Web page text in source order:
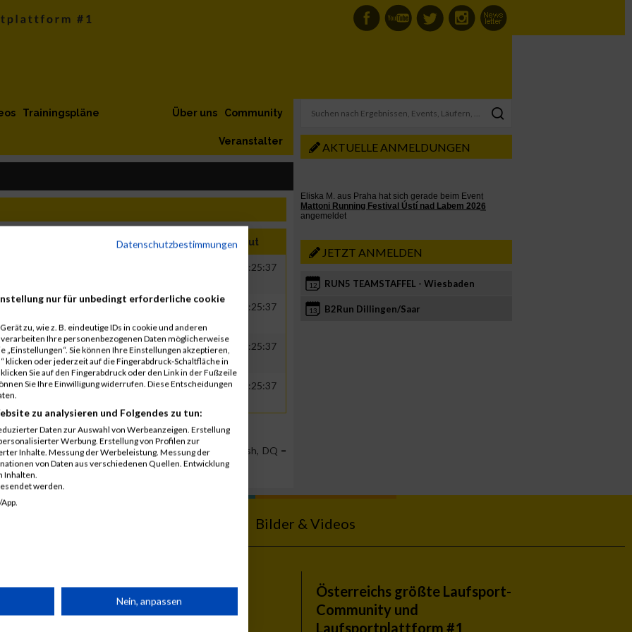
Trainingspläne Community
Über uns
Veranstalter
Net Brut
01:25:37
GER RECA plastics GmbH 00:36:31 01:25:37
GER RECA plastics GmbH 00:36:31 01:25:37
GER RECA plastics GmbH 00:36:31 01:25:37
Position, DNS = Did not start, DNF = Did not finish, DQ =
AKTUELLE ANMELDUNGEN
JETZT ANMELDEN
12 RUN5 TEAMSTAFFEL - Wiesbaden
13 B2Run Dillingen/Saar
Bilder & Videos
Themen
Österreichs größte Laufsport-
Community und
Laufsportplattform #1
Datenschutzbestimmungen
nur für unbedingt erforderliche cookie
zu, wie z. B. eindeutige IDs in cookie und anderen
Ihre personenbezogenen Daten möglicherweise
Sie können Ihre Einstellungen akzeptieren,
klicken oder jederzeit auf die Fingerabdruck-Schaltfläche in
Sie auf den Fingerabdruck oder den Link in der Fußzeile
Sie Ihre Einwilligung widerrufen. Diese Entscheidungen
zu analysieren und Folgendes zu tun:
Daten zur Auswahl von Werbeanzeigen. Erstellung
Werbung. Erstellung von Profilen zur
Inhalte. Messung der Werbeleistung. Messung der
von Daten aus verschiedenen Quellen. Entwicklung
Inhalten.
werden.
Nein, anpassen